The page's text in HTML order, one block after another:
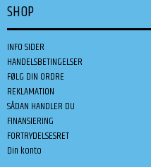
SHOP
INFO SIDER
HANDELSBETINGELSER
FØLG DIN ORDRE
REKLAMATION
SÅDAN HANDLER DU
FINANSIERING
FORTRYDELSESRET
Din konto